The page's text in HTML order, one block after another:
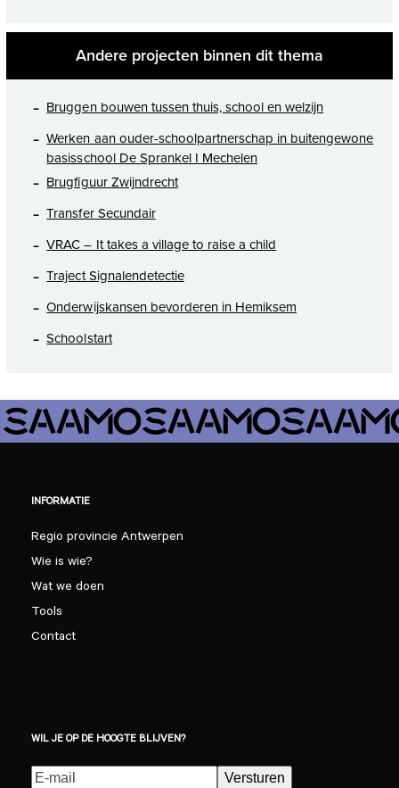
Andere projecten binnen dit thema
Bruggen bouwen tussen thuis, school en welzijn
Werken aan ouder-schoolpartnerschap in buitengewone
basisschool De Sprankel I Mechelen
Brugfiguur Zwijndrecht
Transfer Secundair
VRAC – It takes a village to raise a child
Traject Signalendetectie
Onderwijskansen bevorderen in Hemiksem
Schoolstart
INFORMATIE
Regio provincie Antwerpen
Wie is wie?
Wat we doen
Tools
Contact
WIL JE OP DE HOOGTE BLIJVEN?
E-
Versturen